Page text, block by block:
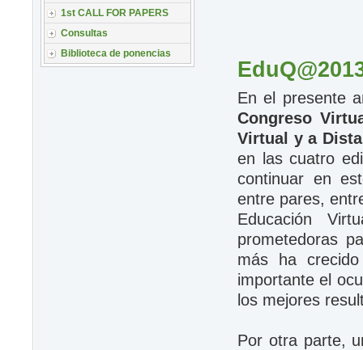
1st CALL FOR PAPERS
Consultas
Biblioteca de ponencias
En el presente
Congreso
Virtual y a
en las cuatro
continuar en
entre pares,
Educación
prometedoras
más ha
importante el
los mejores
Por otra parte,